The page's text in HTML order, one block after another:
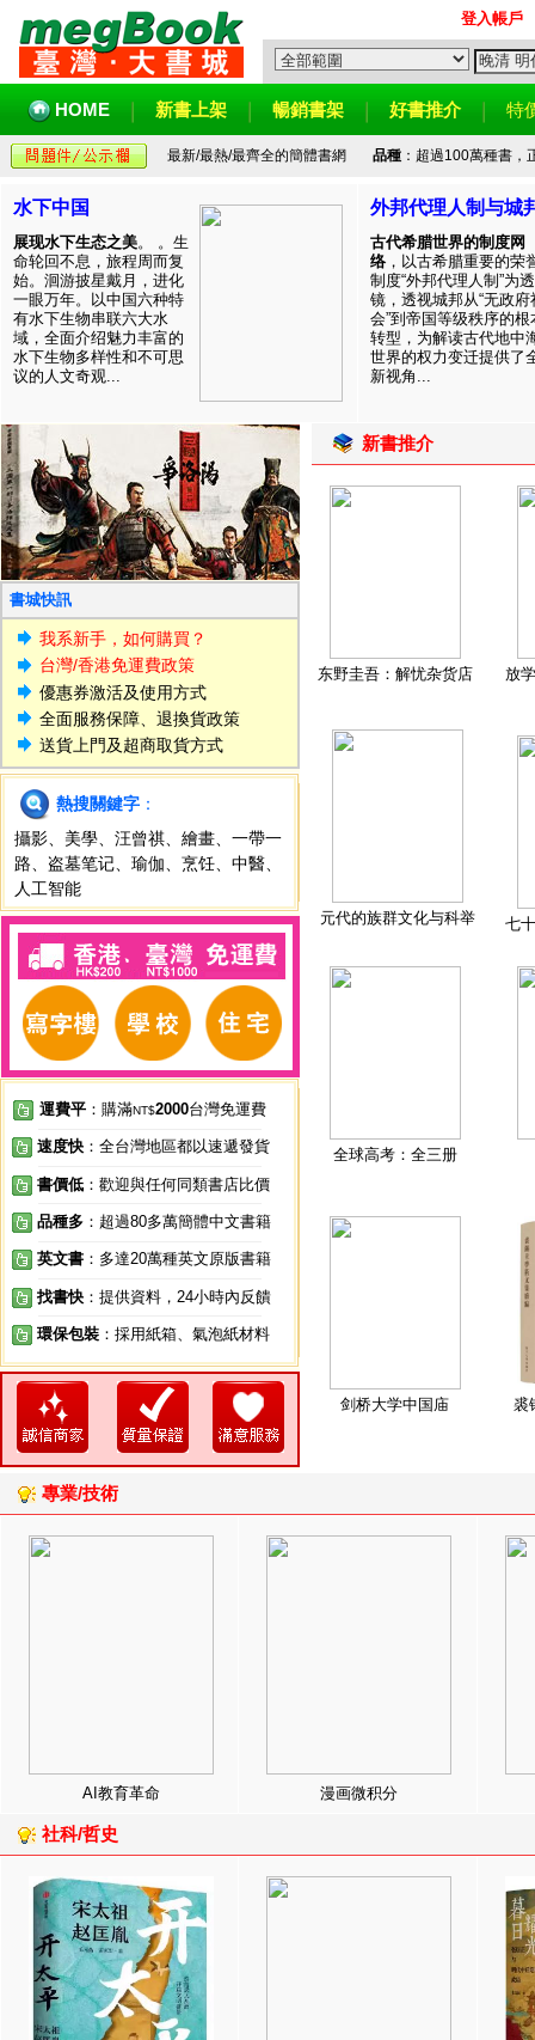
登入帳戶
HOME 新書上架 暢銷書架 好書推介 特
最新/最熱/最齊全的簡體書網 品種：超過100萬種書，
水下中国
展现水下生态之美。 。生
命轮回不息，旅程周而复
始。洄游披星戴月，进化
一眼万年。以中国六种特
有水下生物串联六大水
域，全面介绍魅力丰富的
水下生物多样性和不可思
议的人文奇观...
外邦代理人制与城
古代希腊世界的制度网
络 ，以古希腊重要的荣
制度“外邦代理人制”为透
镜，透视城邦从“无政府
会”到帝国等级秩序的根
转型，为解读古代地中
世界的权力变迁提供了
新视角...
書城快訊
我系新手，如何購買？
台灣/香港免運費政策
優惠券激活及使用方式
全面服務保障、退換貨政策
送貨上門及超商取貨方式
熱搜關鍵字 ：
攝影
美學 汪曾祺 繪畫
一帶一
路
盗墓笔记 瑜伽 烹饪 中醫
人工智能
運費平 ：購滿NT$2000台灣免運費
速度快 ：全台灣地區都以速遞發貨
書價低 ：歡迎與任何同類書店比價
品種多 ：超過80多萬簡體中文書籍
英文書 ：多達20萬種英文原版書籍
找書快 ：提供資料，24小時內反饋
環保包裝 ：採用紙箱、氣泡紙材料
新書推介
东野圭吾：解忧杂货店 放
元代的族群文化与科举 七
全球高考：全三册
剑桥大学中国庙 裘
專業/技術
AI教育革命 漫画微积分
社科/哲史